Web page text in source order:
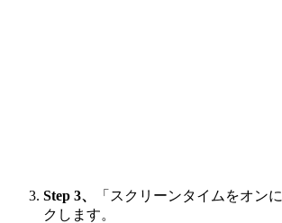
Step 3、
「スクリーンタイムをオン
クします。